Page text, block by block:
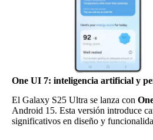
One UI 7: inteligencia artificial y
El Galaxy S25 Ultra se lanza con
Android 15. Esta versión introduce
significativos en diseño y